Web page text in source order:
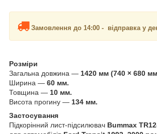
Замовлення до 14:00 - відправка у
Розміри
Загальна довжина — 1420 мм (740 × 680
Ширина — 60 мм.
Товщина — 10 мм.
Висота прогину — 134 мм.
Застосування
Підкорінний лист-підсилювач Bummax